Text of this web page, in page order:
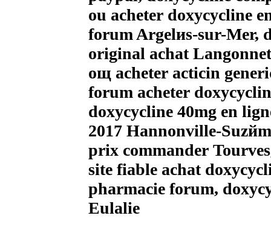
ou acheter doxycycline
forum Argelиs-sur-Mer,
original achat Langonnet
oщ acheter acticin
forum acheter
doxycycline 40mg en
2017 Hannonville-
prix commander
site fiable achat
pharmacie forum,
Eulalie